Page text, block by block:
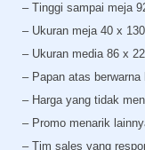
– Tinggi sampai meja
– Ukuran meja 40 x
– Ukuran media 86 x
– Papan atas berwarna
– Harga yang tidak
– Promo menarik
– Tim sales yang